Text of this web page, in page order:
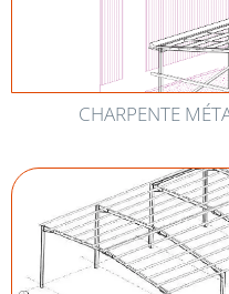
CHARPENTE